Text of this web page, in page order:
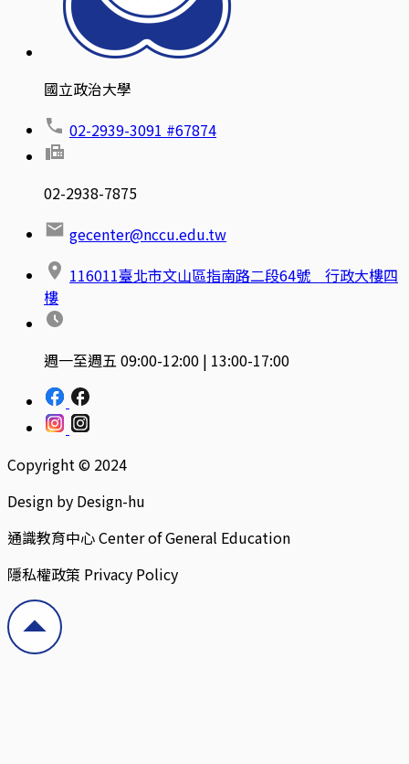
國立政治大學
02-2939-3091 #67874
02-2938-7875
gecenter@nccu.edu.tw
116011臺北市文山區指南路二段64號 行政大樓四
樓
週一至週五 09:00-12:00 | 13:00-17:00
Copyright © 2024
Design by Design-hu
通識教育中心 Center of General Education
隱私權政策 Privacy Policy